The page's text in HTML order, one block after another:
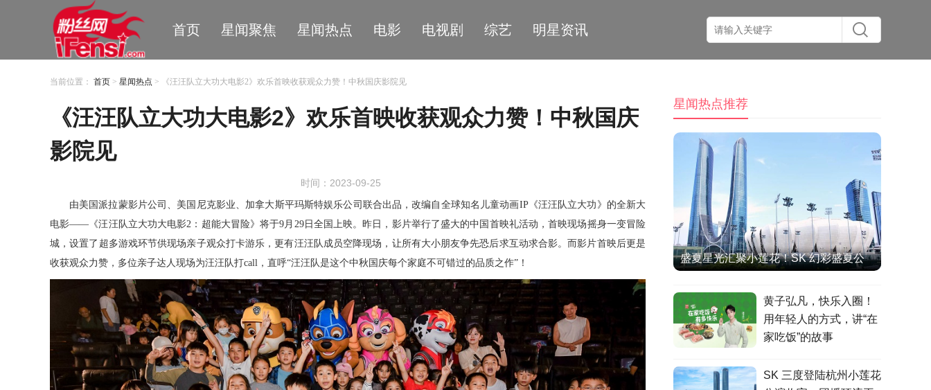
首页 星闻聚焦 星闻热点 电影 电视剧 综艺 明星资讯
当前位置： 首页 > 星闻热点 > 《汪汪队立大功大电影2》欢乐首映收获观众力赞！中秋国庆影院见
《汪汪队立大功大电影2》欢乐首映收获观众力赞！中秋国庆
影院见
时间：2023-09-25
由美国派拉蒙影片公司、美国尼克影业、加拿大斯平玛斯特娱乐公司联合出品，改编自全球知名儿童动画IP《汪汪队立大功》的全新大
电影——《汪汪队立大功大电影2 ：超能大冒险》将于9月 29日全国上映。昨日，影片举行了盛大的中国首映礼活动，首映现场摇身一变冒险
城，设置了超多游戏环节供现场亲子观众打卡游乐，更有汪汪队成员空降现场，让所有大小朋友争先恐后求互动求合影。而影片首映后更是
收获观众力赞，多位亲子达人现场为汪汪队打call ，直呼“汪汪队是这个中秋国庆每个家庭不可错过的品质之作”！
星闻热点推荐
盛夏星光汇聚小莲花！SK 幻彩盛夏公
黄子弘凡，快乐入圈！
用年轻人的方式，讲“在
家吃饭”的故事
SK 三度登陆杭州小莲花